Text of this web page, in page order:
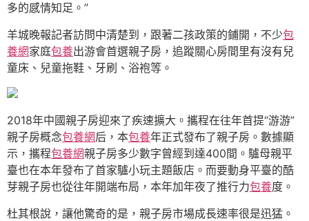
多的感情知足。”
羊城晚報記者訪問中清楚到，跟著二孩政策的鋪開，不少包
養網家庭包養出游會首選親子房，追蹤關心房間里有沒有兒
童床、兒童拖鞋、牙刷、浴袍等。
2018年中國親子房迎來了疾速擴大。攜程在往年首提“游游”
親子房概念包養網后，本包養年正式發布了親子房。數據顯
示，攜程包養網親子房多少數字曾經到達400間。驢母親平
臺也在本年發布了首家驢小玩主題飯店。而要動身平臺的酷
芽親子房也從往年開端布局，本年加年夜了推行力包養度。
杜其根說，讓他驚奇的是，親子房市場成長速率很是迅猛。